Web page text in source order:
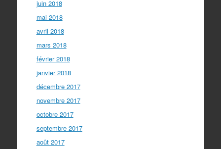
juin 2018
mai 2018
avril 2018
mars 2018
février 2018
janvier 2018
décembre 2017
novembre 2017
octobre 2017
septembre 2017
août 2017